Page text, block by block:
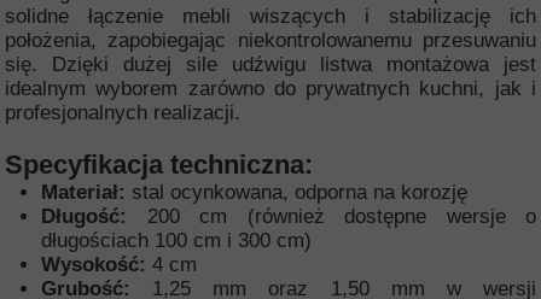
solidne łączenie mebli wiszących i stabilizację ich
położenia, zapobiegając niekontrolowanemu przesuwaniu
się. Dzięki dużej sile udźwigu listwa montażowa jest
idealnym wyborem zarówno do prywatnych kuchni, jak i
profesjonalnych realizacji.
Specyfikacja techniczna:
Materiał: stal ocynkowana, odporna na korozję
Długość:
200 cm (również dostępne wersje o
długościach 100 cm i 300 cm)
Wysokość: 4 cm
Grubość:
1,25 mm oraz 1,50 mm w wersji